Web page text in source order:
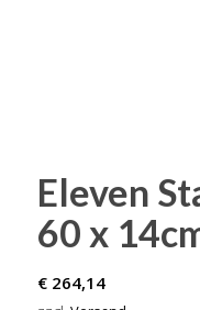
Eleven
60 x
€264,14